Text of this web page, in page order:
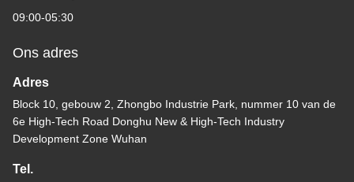
09:00-05:30
Ons adres
Adres
Block 10, gebouw 2, Zhongbo Industrie Park, nummer 10 van de
6e High-Tech Road Donghu New & High-Tech Industry
Development Zone Wuhan
Tel.